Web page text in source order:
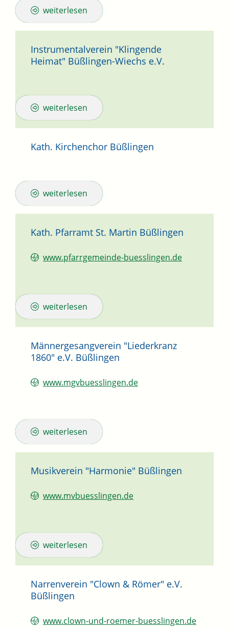
weiterlesen
Instrumentalverein "Klingende
Heimat" Büßlingen-Wiechs e.V.
weiterlesen
Kath. Kirchenchor Büßlingen
weiterlesen
Kath. Pfarramt St. Martin Büßlingen
www.pfarrgemeinde-buesslingen.de
weiterlesen
Männergesangverein "Liederkranz
1860" e.V. Büßlingen
www.mgvbuesslingen.de
weiterlesen
Musikverein "Harmonie" Büßlingen
www.mvbuesslingen.de
weiterlesen
Narrenverein "Clown & Römer" e.V.
Büßlingen
www.clown-und-roemer-buesslingen.de